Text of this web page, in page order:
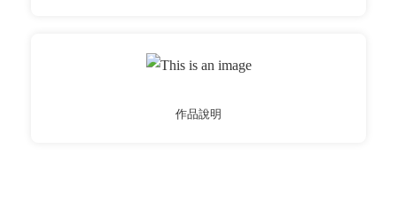
作品說明